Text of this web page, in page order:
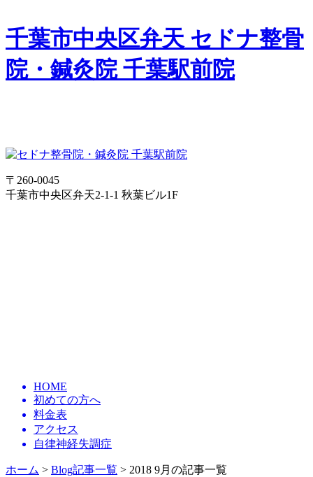
千葉市中央区弁天 セドナ整骨
院・鍼灸院 千葉駅前院
〒260-0045
千葉市中央区弁天2-1-1 秋葉ビル1F
HOME
初めての方へ
料金表
アクセス
自律神経失調症
ホーム > Blog記事一覧 > 2018 9月の記事一覧